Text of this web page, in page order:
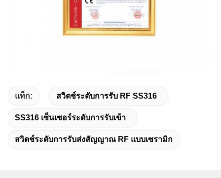
แท็ก: สวิตช์ระดับการรับ RF SS316
SS316 เซ็นเซอร์ระดับการรับเข้า
สวิตช์ระดับการรับส่งสัญญาณ RF แบบเซรามิก